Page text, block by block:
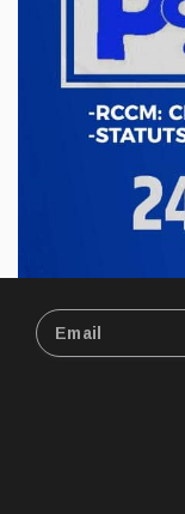
Avr 21, 2026
ECONOMIE &
RDC :
nouvelle